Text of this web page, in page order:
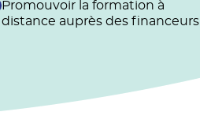
Promouvoir la formation à
distance auprès des financeurs